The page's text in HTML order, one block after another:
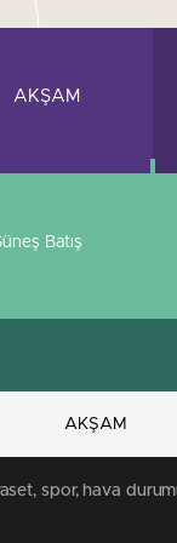
AKŞAM
Batış
AKŞAM
spor, hava